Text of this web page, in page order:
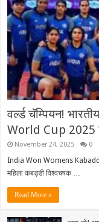
वर्ल्ड चॅम्पियन!
World Cup 2025
November 24, 2025 0
India Won Womens
महिला कबड्डी विश्वचषक …
Read More »